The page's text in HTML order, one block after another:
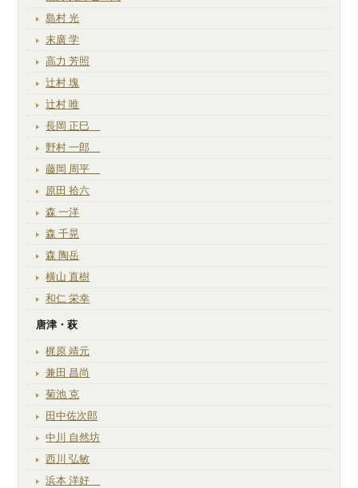
島村 光
末廣 学
高力 芳照
辻村 塊
辻村 唯
長岡 正巳
野村 一郎
藤岡 周平
原田 拾六
森 一洋
森 千晃
森 陶岳
横山 直樹
和仁 栄幸
唐津・萩
梶原 靖元
兼田 昌尚
菊池 克
田中佐次郎
中川 自然坊
西川 弘敏
浜本 洋好